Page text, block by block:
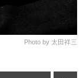
Photo by 太田祥三